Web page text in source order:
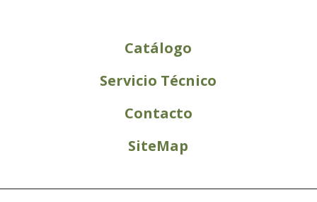
Catálogo
Servicio Técnico
Contacto
SiteMap